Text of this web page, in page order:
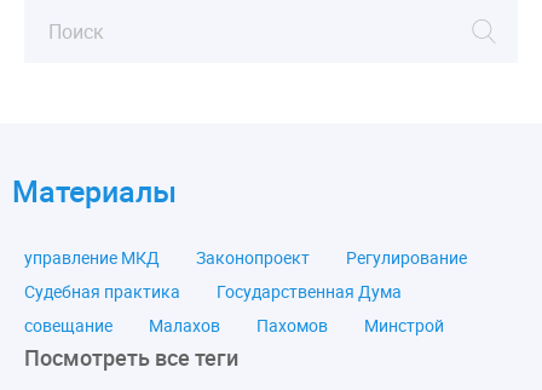
Материалы
управление МКД Законопроект
Регулирование
Судебная практика
Государственная Дума
совещание
Малахов Пахомов
Минстрой
ЛикбезЖКХ
ЖКХ
Строительная неделя
Посмотреть все теги